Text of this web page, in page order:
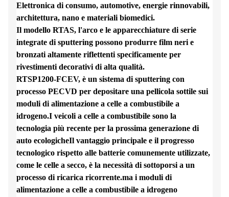
Elettronica di consumo, automotive, energie rinnovabili,
architettura, nano e materiali biomedici.
Il modello RTAS, l'arco e le apparecchiature di serie
integrate di sputtering possono produrre film neri e
bronzati altamente riflettenti specificamente per
rivestimenti decorativi di alta qualità.
RTSP1200-FCEV, è un sistema di sputtering con
processo PECVD per depositare una pellicola sottile sui
moduli di alimentazione a celle a combustibile a
idrogeno.I veicoli a celle a combustibile sono la
tecnologia più recente per la prossima generazione di
auto ecologicheIl vantaggio principale e il progresso
tecnologico rispetto alle batterie comunemente utilizzate,
come le celle a secco, è la necessità di sottoporsi a un
processo di ricarica ricorrente.ma i moduli di
alimentazione a celle a combustibile a idrogeno